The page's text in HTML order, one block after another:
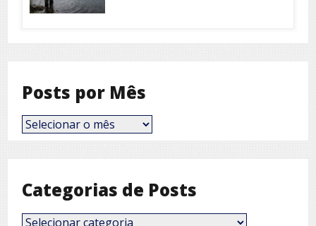
Posts por Mês
Posts
por
Categorias de Posts
Categorias